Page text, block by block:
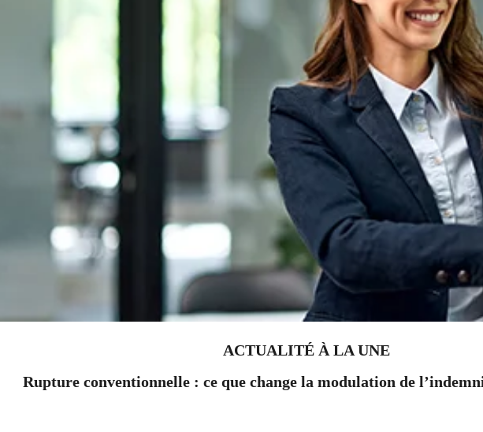
ACTUALITÉ À LA UNE
Rupture conventionnelle : ce que change la modulation de